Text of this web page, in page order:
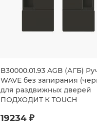
B30000.01.93 AGB (АГБ)
WAVE без запирания
для раздвижных дверей
ПОДХОДИТ К TOUCH
19234 ₽